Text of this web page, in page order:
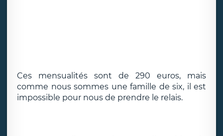
Ces mensualités sont de 290 euros, mais
comme nous sommes une famille de six, il est
impossible pour nous de prendre le relais.